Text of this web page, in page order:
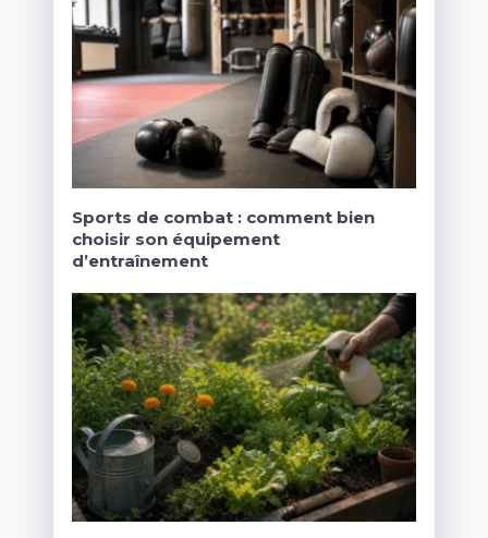
Sports de combat : comment bien
choisir son équipement
d’entraînement